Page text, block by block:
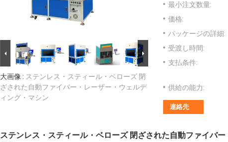
大画像 : ステンレス・スティール・ベローズ 閉
ざされた自動ファイバー・レーザー・ウェルデ
ィング・マシン
最小注文数量:
価格:
パッケージの詳細:
受渡し時間:
支払条件:
供給の能力:
連絡先
ステンレス・スティール・ベローズ 閉ざされた自動ファイバ